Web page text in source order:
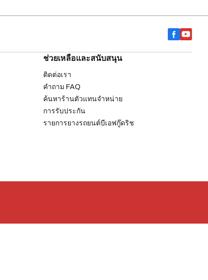
ช่วยเหลือและสนับสนุน
ติดต่อเรา
คำถาม FAQ
ค้นหาร้านตัวแทนจำหน่าย
การรับประกัน
รายการยางรถยนต์บีเอฟกู๊ดริช